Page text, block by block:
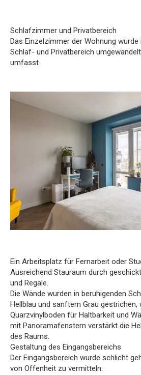
Schlafzimmer und Privatbereich
Das Einzelzimmer der Wohnung wurde
Schlaf- und Privatbereich
umfasst
Ein Arbeitsplatz für Fernarbeit oder
Ausreichend Stauraum durch
und Regale.
Die Wände wurden in beruhigenden
Hellblau und sanftem Grau gestrichen,
Quarzvinylboden für Haltbarkeit und
mit Panoramafenstern verstärkt die
des Raums.
Gestaltung des Eingangsbereichs
Der Eingangsbereich wurde schlicht
von Offenheit zu vermitteln: